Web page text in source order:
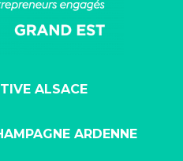
ALSACE
ARDENNE